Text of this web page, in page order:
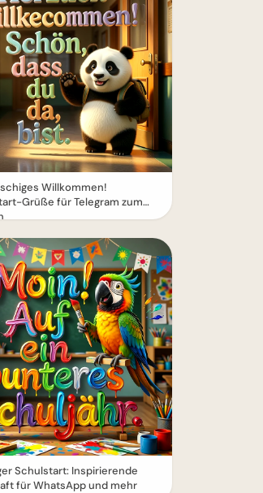
Willkommen!
Grüße für Telegram zum
Schulstart: Inspirierende
für WhatsApp und mehr